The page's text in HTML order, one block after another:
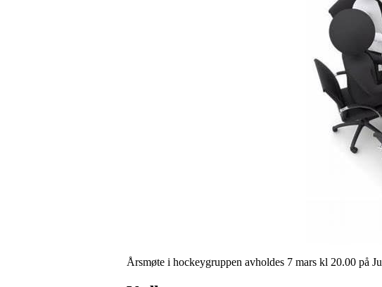
Årsmøte i hockeygruppen avholdes 7 mars kl 20.00 på